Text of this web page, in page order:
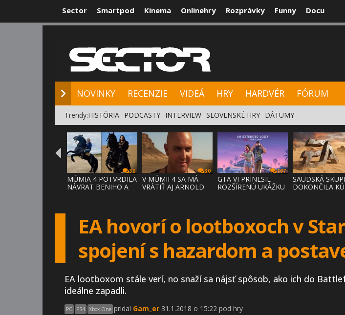
Sector Smartpod Kinema Onlinehry Rozprávky Funny Docu
NOVINKY RECENZIE VIDEÁ HRY HARDVÉR FÓRUM
Trendy:HISTÓRIA PODCASTY INTERVIEW SLOVENSKÉ HRY DÁTUMY
30
MÚMIA 4 POTVRDILA
NÁVRAT BENIHO A
30
V MÚMII 4 SA MÁ
VRÁTIŤ AJ ARNOLD
107
GTA VI PRINESIE
ROZŠÍRENÚ UKÁŽKU
SAUDSKÁ
DOKONČILA
EA hovorí o lootboxoch v
spojení s hazardom a
EA lootboxom stále verí, no snaží sa nájsť spôsob, ako ich do
ideálne zapadli.
PC PS4 Xbox One pridal Gam_er 31.1.2018 o 15:22 pod hry